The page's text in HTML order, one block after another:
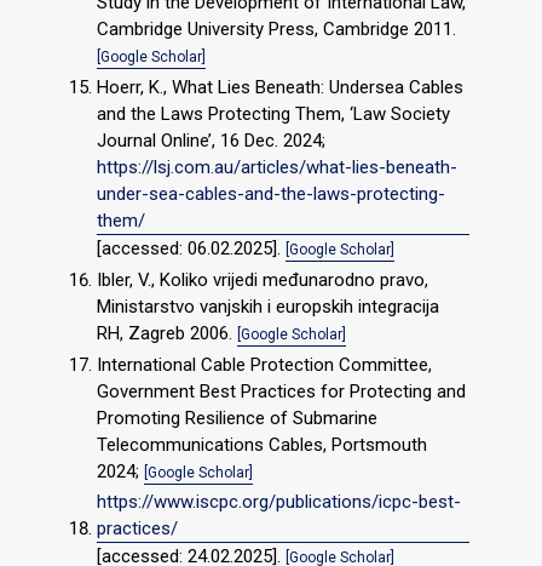
Cambridge University Press, Cambridge 2011.
[Google Scholar]
Hoerr, K., What Lies Beneath: Undersea Cables
and the Laws Protecting Them, ‘Law Society
Journal Online’, 16 Dec. 2024;
https://lsj.com.au/articles/what-lies-beneath-
under-sea-cables-and-the-laws-protecting-
them/
[accessed: 06.02.2025]. [Google Scholar]
Ibler, V., Koliko vrijedi međunarodno pravo,
Ministarstvo vanjskih i europskih integracija
RH, Zagreb 2006. [Google Scholar]
International Cable Protection Committee,
Government Best Practices for Protecting and
Promoting Resilience of Submarine
Telecommunications Cables, Portsmouth
2024; [Google Scholar]
https://www.iscpc.org/publications/icpc-best-
practices/
[accessed: 24.02.2025]. [Google Scholar]